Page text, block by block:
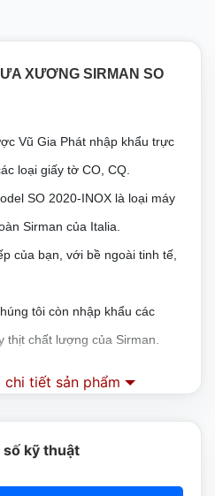
XƯƠNG SIRMAN SO
Vũ Gia Phát nhập khẩu trực
loại giấy tờ CO, CQ.
SO 2020-INOX là loại máy
Sirman của Italia.
của bạn, với bề ngoài tinh tế,
tôi còn nhập khẩu các
thịt chất lượng của Sirman.
và chắc chắn, an toàn và dễ
chi tiết sản phẩm
kỹ thuật